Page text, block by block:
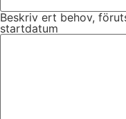
Beskriv ert behov,
startdatum